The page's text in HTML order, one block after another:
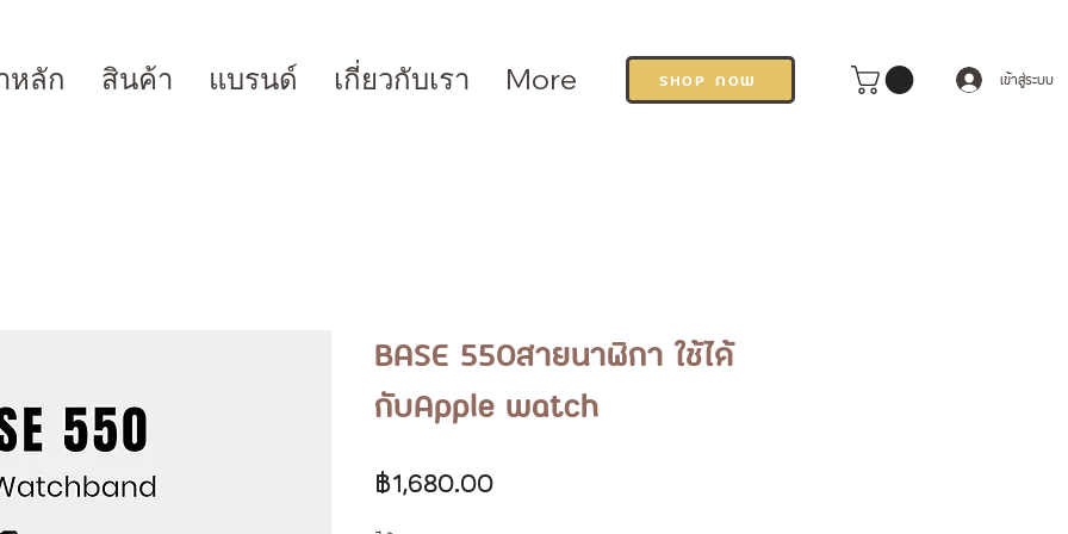
หลัก สินค้า แบรนด์ เกี่ยวกับเรา More SHOP NOW เข้าสู่ระบบ
BASE 550สายนาฬิกา ใช้ได้
กับApple watch
฿1,680.00ราคา